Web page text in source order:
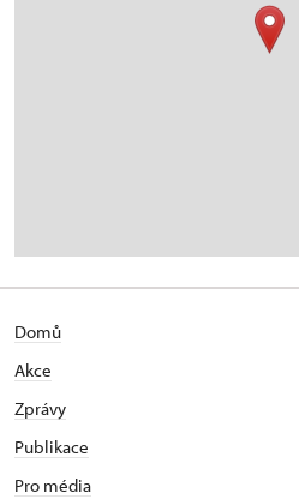
Domů
Akce
Zprávy
Publikace
Pro média